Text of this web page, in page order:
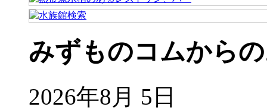
みずものコムから
2026年8月 5日